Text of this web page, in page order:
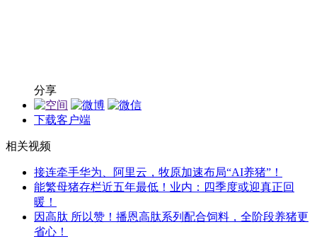
分享
下载客户端
相关视频
接连牵手华为、阿里云，牧原加速布局“AI养猪”！
能繁母猪存栏近五年最低！业内：四季度或迎真正回
暖！
因高肽 所以赞！播恩高肽系列配合饲料，全阶段养猪更
省心！